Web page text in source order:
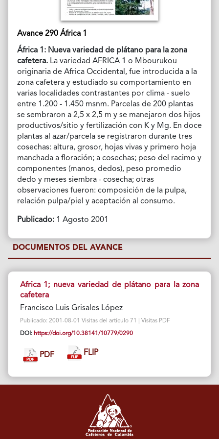
Avance 290 África 1
África 1: Nueva variedad de plátano para la zona
cafetera. La variedad AFRICA 1 o Mbourukou
originaria de Africa Occidental, fue introducida a la
zona cafetera y estudiado su comportamiento en
varias localidades contrastantes por clima - suelo
entre 1.200 - 1.450 msnm. Parcelas de 200 plantas
se sembraron a 2,5 x 2,5 m y se manejaron dos hijos
productivos/sitio y fertilización con K y Mg. En doce
plantas al azar/parcela se registraron durante tres
cosechas: altura, grosor, hojas vivas y primero hoja
manchada a floración; a cosechas; peso del racimo y
componentes (manos, dedos), peso promedio
dedo y meses siembra - cosecha; otras
observaciones fueron: composición de la pulpa,
relación pulpa/piel y aceptación al consumo.
Publicado:1 Agosto 2001
DOCUMENTOS DEL AVANCE
Africa 1; nueva variedad de plátano para la zona
cafetera
Francisco Luis Grisales López
Publicado: 2001-08-01 Visitas del artículo 71 | Visitas PDF
DOI: https://doi.org/10.38141/10779/0290
PDF FLIP